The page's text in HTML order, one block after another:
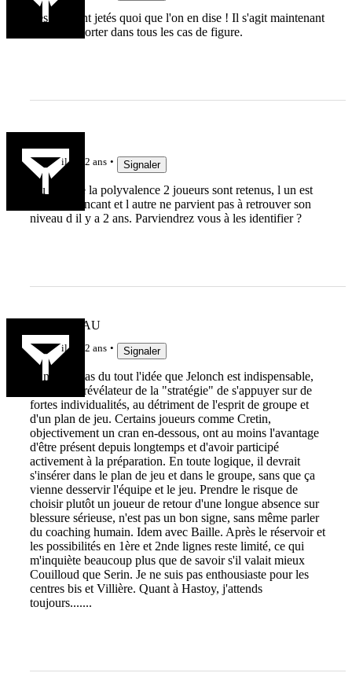
Les dés sont jetés quoi que l'on en dise ! Il s'agit maintenant
de les supporter dans tous les cas de figure.
il y a 2 ans Signaler
Au nom de la polyvalence 2 joueurs sont retenus, l un est
peu convaincant et l autre ne parvient pas à retrouver son
niveau d il y a 2 ans. Parviendrez vous à les identifier ?
MAKABIAU
il y a 2 ans Signaler
Je n'aime pas du tout l'idée que Jelonch est indispensable,
c'est assez révélateur de la "stratégie" de s'appuyer sur de
fortes individualités, au détriment de l'esprit de groupe et
d'un plan de jeu. Certains joueurs comme Cretin,
objectivement un cran en-dessous, ont au moins l'avantage
d'être présent depuis longtemps et d'avoir participé
activement à la préparation. En toute logique, il devrait
s'insérer dans le plan de jeu et dans le groupe, sans que ça
vienne desservir l'équipe et le jeu. Prendre le risque de
choisir plutôt un joueur de retour d'une longue absence sur
blessure sérieuse, n'est pas un bon signe, sans même parler
du coaching humain. Idem avec Baille. Après le réservoir et
les possibilités en 1ère et 2nde lignes reste limité, ce qui
m'inquiète beaucoup plus que de savoir s'il valait mieux
Couilloud que Serin. Je ne suis pas enthousiaste pour les
centres bis et Villière. Quant à Hastoy, j'attends
toujours.......